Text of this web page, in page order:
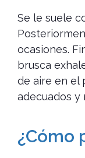
Se le suele
ocasiones.
brusca
de aire en el
adecuados y
¿Cómo